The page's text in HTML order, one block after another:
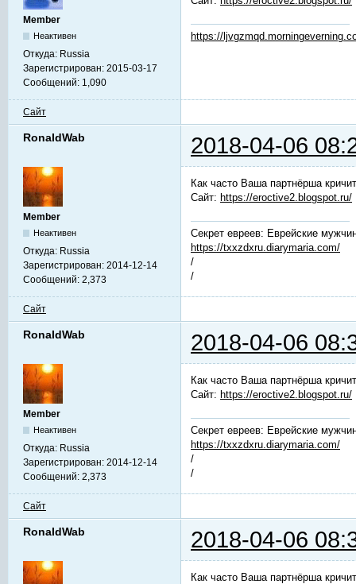
Member
Неактивен
Откуда: Russia
Зарегистрирован: 2015-03-17
Сообщений: 1,090
https://
Сайт
RonaldWab 2018-04-06
Member
Неактивен
Откуда: Russia
Зарегистрирован: 2014-12-14
Сообщений: 2,373
Как часто Ваша партнёрша
Сайт: https://eroctive2.blogspot.ru/
Секрет евреев: Еврейские
https://txxzdxru.diarymaria.com/
/
/
Сайт
RonaldWab 2018-04-06
Member
Неактивен
Откуда: Russia
Зарегистрирован: 2014-12-14
Сообщений: 2,373
Как часто Ваша партнёрша
Сайт: https://eroctive2.blogspot.ru/
Секрет евреев: Еврейские
https://txxzdxru.diarymaria.com/
/
/
Сайт
RonaldWab 2018-04-06
Как часто Ваша партнёрша